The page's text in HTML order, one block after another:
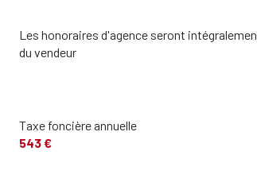
Les honoraires d'agence seront
du vendeur
Taxe foncière annuelle
543 €